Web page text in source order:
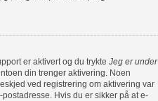
er aktivert og du trykte Jeg er under
din trenger aktivering. Noen
ved registrering om aktivering var
Hvis du er sikker på at e-